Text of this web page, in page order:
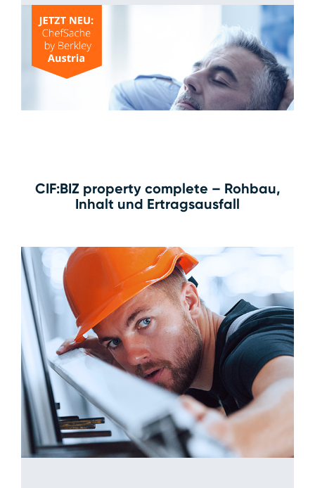
CIF:BIZ property complete – Rohbau,
Inhalt und Ertragsausfall